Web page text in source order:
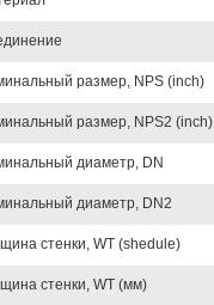
размер, NPS (inch)
размер, NPS2 (inch)
диаметр, DN
диаметр, DN2
стенки, WT (shedule)
стенки, WT (мм)